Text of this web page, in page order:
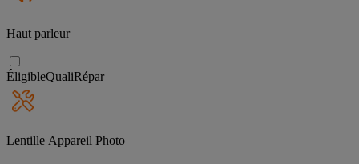
Haut parleur
ÉligibleQualiRépar
Lentille Appareil Photo